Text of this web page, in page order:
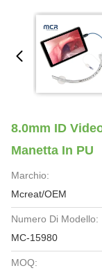
8.0mm ID
Manetta In PU
Marchio:
Mcreat/OEM
Numero Di Modello:
MC-15980
MOQ: